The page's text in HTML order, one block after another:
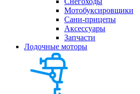
Мотобуксировщики
Сани-прицепы
Аксессуары
Запчасти
Лодочные моторы